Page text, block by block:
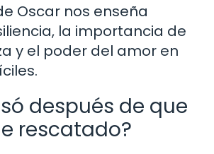
Oscar nos enseña
la importancia de
y el poder del amor en
después de que
rescatado?